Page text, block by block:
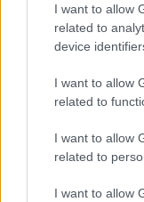
I want to allow
related to
device
I want to allow
related to
I want to allow
related to
I want to allow
MEST LEST
2026:
lett
ug